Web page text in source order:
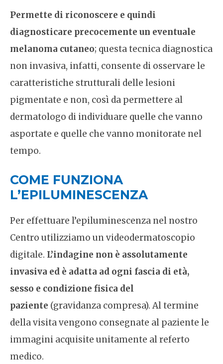
Permette di riconoscere e quindi
diagnosticare precocemente un eventuale
melanoma cutaneo; questa tecnica diagnostica
non invasiva, infatti, consente di osservare le
caratteristiche strutturali delle lesioni
pigmentate e non, così da permettere al
dermatologo di individuare quelle che vanno
asportate e quelle che vanno monitorate nel
tempo.
COME FUNZIONA
L’EPILUMINESCENZA
Per effettuare l’epiluminescenza nel nostro
Centro utilizziamo un videodermatoscopio
digitale. L’indagine non è assolutamente
invasiva ed è adatta ad ogni fascia di età,
sesso e condizione fisica del
paziente (gravidanza compresa). Al termine
della visita vengono consegnate al paziente le
immagini acquisite unitamente al referto
medico.